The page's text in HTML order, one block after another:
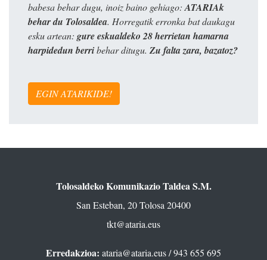
babesa behar dugu, inoiz baino gehiago: ATARIAk
behar du Tolosaldea. Horregatik erronka bat daukagu
esku artean: gure eskualdeko 28 herrietan hamarna
harpidedun berribehar ditugu. Zu falta zara, bazatoz?
EGIN ATARIKIDE!
Tolosaldeko Komunikazio Taldea S.M.
San Esteban, 20 Tolosa 20400
tkt@ataria.eus
Erredakzioa: ataria@ataria.eus/ 943 655 695